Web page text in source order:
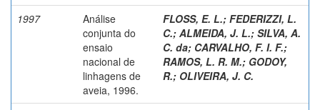
1997
Análise
conjunta do
ensaio
nacional de
linhagens de
aveia, 1996.
FLOSS, E. L.; FEDERIZZI, L.
C.; ALMEIDA, J. L.; SILVA, A.
C. da; CARVALHO, F. I. F.;
RAMOS, L. R. M.; GODOY,
R.; OLIVEIRA, J. C.